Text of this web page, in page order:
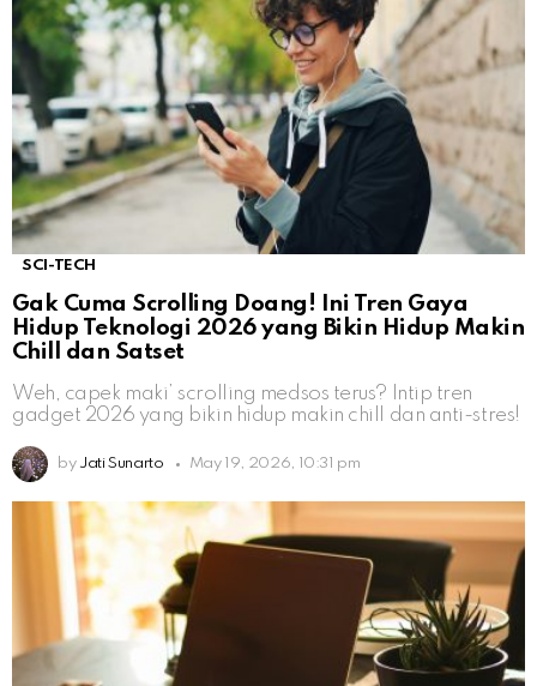
SCI-TECH
Gak Cuma Scrolling Doang! Ini Tren Gaya
Hidup Teknologi 2026 yang Bikin Hidup Makin
Chill dan Satset
Weh, capek maki’ scrolling medsos terus? Intip tren
gadget 2026 yang bikin hidup makin chill dan anti-stres!
by Jati Sunarto May 19, 2026, 10:31 pm